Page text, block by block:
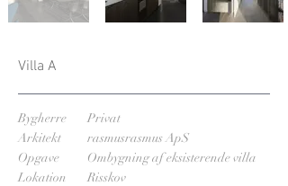
Villa A
Bygherre
Arkitekt
Opgave
Lokation
Privat
rasmusrasmus ApS
Ombygning af eksisterende villa
Risskov